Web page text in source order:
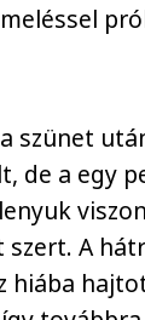
szünet
de a egy
A
hiába